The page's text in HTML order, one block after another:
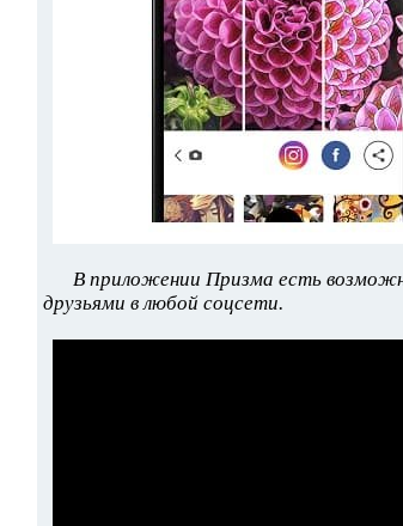
В приложении Призма есть
друзьями в любой соцсети.